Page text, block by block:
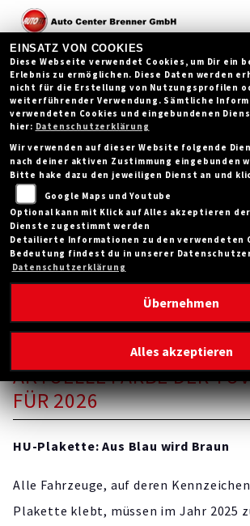
AUS BLAU WIRD BRAUN -
AKTUELLE FARBE DER
FÜR 2026
HU-Plakette: Aus Blau wird Braun
Alle Fahrzeuge, auf deren
Plakette klebt, müssen im Jahr 2025
EINSATZ VON COOKIES
Diese Webseite verwendet Cookies, um Dir ein
Erlebnis zu ermöglichen. Diese Daten werden
nicht für die Erstellung von Nutzungsprofilen
weiterführender Verwendung. Sämtliche
verwendeten Cookies und eingebundenen
hier: Datenschutzerklärung
Wir verwenden auf dieser Website folgende
nach deiner aktiven Zustimmung eingebunden
Bitte hake dazu den jeweiligen Dienst an und
Google Maps und Youtube
Optional kann mit Klick auf Alles akzeptieren
Dienste zugestimmt werden
Detailierte Informationen zu den verwendeten
Bedeutung findest du in unserer
Datenschutzerklärung
Übernehmen
Alles akzeptieren